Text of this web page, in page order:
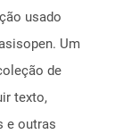
usado
Um
de
texto,
e outras